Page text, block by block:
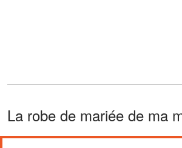
La robe de mariée de ma